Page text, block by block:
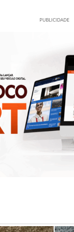
PUBLICIDADE